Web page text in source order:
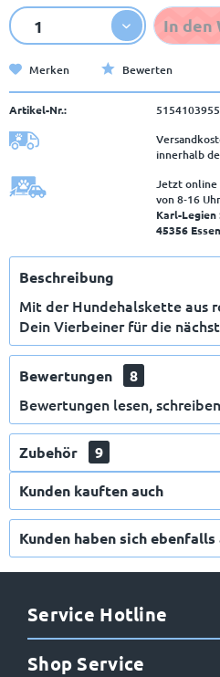
In den
Merken Bewerten
Artikel-Nr.:
5154103955
innerhalb
Jetzt online
von 8‑16
Karl-Legien
45356 Essen
Beschreibung
Mit der Hundehalskette aus
Dein Vierbeiner für die
Bewertungen 8
Bewertungen lesen,
Zubehör
9
Kunden kauften auch
Kunden haben sich ebenfalls
Service Hotline
Shop Service